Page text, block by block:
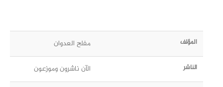
المؤلف مفلح العدوان
الناشر الآن ناشرون وموزعون